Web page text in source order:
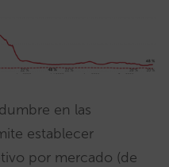
en las
establecer
por mercado (de